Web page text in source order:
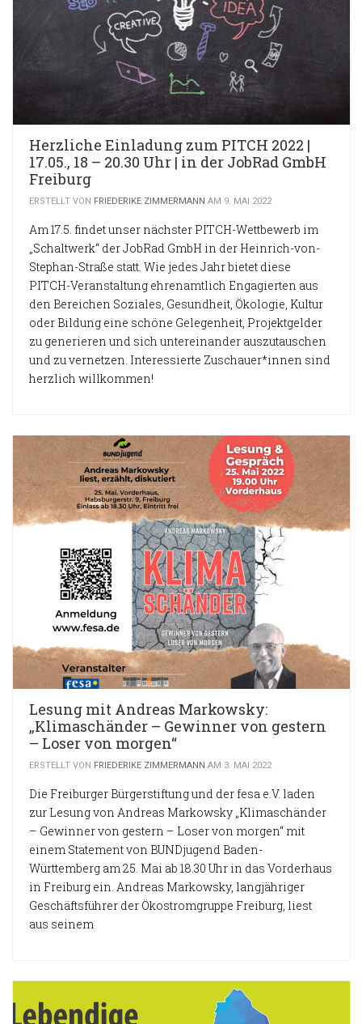
Herzliche Einladung zum PITCH 2022 |
17.05., 18 – 20.30 Uhr | in der JobRad GmbH
Freiburg
ERSTELLT VON FRIEDERIKE ZIMMERMANN AM 9. MAI 2022
Am 17.5. findet unser nächster PITCH-Wettbewerb im
„Schaltwerk“ der JobRad GmbH in der Heinrich-von-
Stephan-Straße statt. Wie jedes Jahr bietet diese
PITCH-Veranstaltung ehrenamtlich Engagierten aus
den Bereichen Soziales, Gesundheit, Ökologie, Kultur
oder Bildung eine schöne Gelegenheit, Projektgelder
zu generieren und sich untereinander auszutauschen
und zu vernetzen. Interessierte Zuschauer*innen sind
herzlich willkommen!
Lesung mit Andreas Markowsky:
„Klimaschänder – Gewinner von gestern
– Loser von morgen“
ERSTELLT VON FRIEDERIKE ZIMMERMANN AM 3. MAI 2022
Die Freiburger Bürgerstiftung und der fesa e.V. laden
zur Lesung von Andreas Markowsky „Klimaschänder
– Gewinner von gestern – Loser von morgen“ mit
einem Statement von BUNDjugend Baden-
Württemberg am 25. Mai ab 18.30 Uhr in das Vorderhaus
in Freiburg ein. Andreas Markowsky, langjähriger
Geschäftsführer der Ökostromgruppe Freiburg, liest
aus seinem